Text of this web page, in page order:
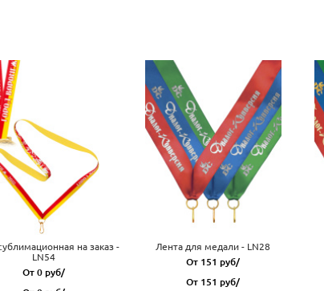
на заказ -
LN54
От 0 руб/
Лента для медали - LN28
От 151 руб/
От 151 руб/